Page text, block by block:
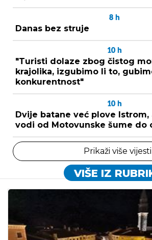
8 h
Danas bez struje
10 h
"Turisti dolaze zbog čistog
krajolika, izgubimo li to,
konkurentnost"
10 h
Dvije batane već plove Istrom,
vodi od Motovunske šume do
Prikaži više vijesti
VIŠE IZ